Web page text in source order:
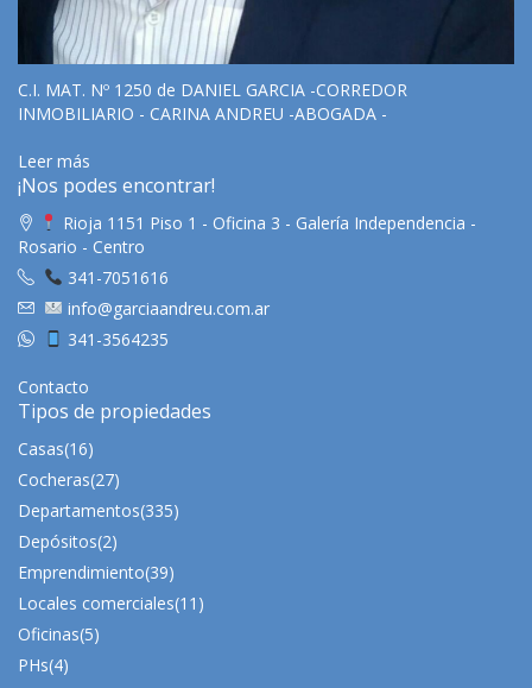
C.I. MAT. Nº 1250 de DANIEL GARCIA -CORREDOR
INMOBILIARIO - CARINA ANDREU -ABOGADA -
Leer más
¡Nos podes encontrar!
Rioja 1151 Piso 1 - Oficina 3 - Galería Independencia -
Rosario - Centro
341-7051616
info@garciaandreu.com.ar
341-3564235
Contacto
Tipos de propiedades
Casas(16)
Cocheras(27)
Departamentos(335)
Depósitos(2)
Emprendimiento(39)
Locales comerciales(11)
Oficinas(5)
PHs(4)